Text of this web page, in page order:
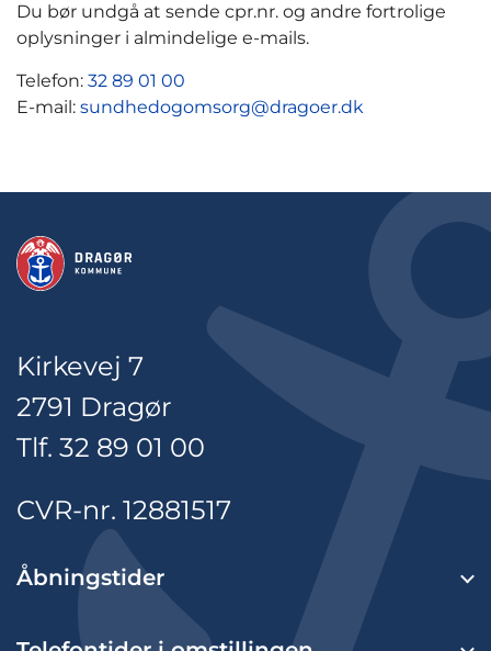
Du bør undgå at sende cpr.nr. og andre fortrolige
oplysninger i almindelige e-mails.
Telefon: 32 89 01 00
E-mail: sundhedogomsorg@dragoer.dk
Kirkevej 7
2791 Dragør
Tlf. 32 89 01 00
CVR-nr. 12881517
Åbningstider